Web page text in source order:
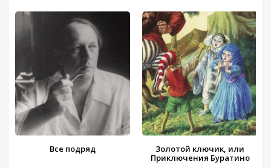
Все подряд
Золотой ключик, или
Приключения Буратино